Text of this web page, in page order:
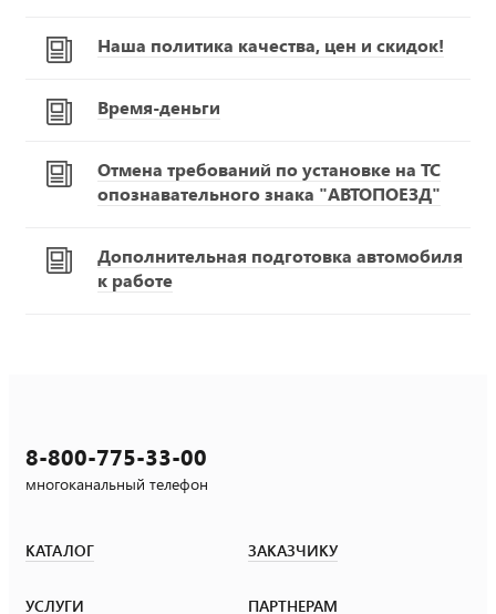
Наша политика качества, цен и скидок!
Время-деньги
Отмена требований по установке на ТС
опознавательного знака "АВТОПОЕЗД"
Дополнительная подготовка автомобиля
к работе
8-800-775-33-00
многоканальный телефон
КАТАЛОГ ЗАКАЗЧИКУ
УСЛУГИ ПАРТНЕРАМ